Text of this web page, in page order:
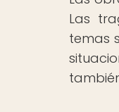
Las
temas